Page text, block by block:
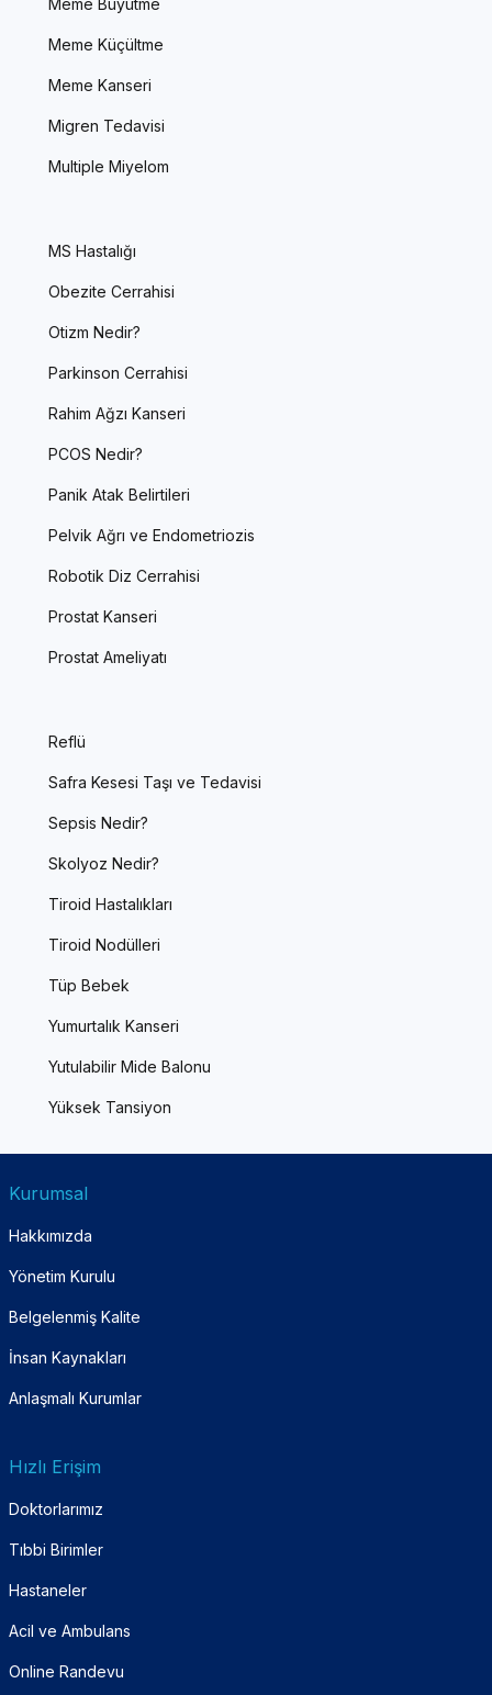
Meme Büyütme
Meme Küçültme
Meme Kanseri
Migren Tedavisi
Multiple Miyelom
MS Hastalığı
Obezite Cerrahisi
Otizm Nedir?
Parkinson Cerrahisi
Rahim Ağzı Kanseri
PCOS Nedir?
Panik Atak Belirtileri
Pelvik Ağrı ve Endometriozis
Robotik Diz Cerrahisi
Prostat Kanseri
Prostat Ameliyatı
Reflü
Safra Kesesi Taşı ve Tedavisi
Sepsis Nedir?
Skolyoz Nedir?
Tiroid Hastalıkları
Tiroid Nodülleri
Tüp Bebek
Yumurtalık Kanseri
Yutulabilir Mide Balonu
Yüksek Tansiyon
Kurumsal
Hakkımızda
Yönetim Kurulu
Belgelenmiş Kalite
İnsan Kaynakları
Anlaşmalı Kurumlar
Hızlı Erişim
Doktorlarımız
Tıbbi Birimler
Hastaneler
Acil ve Ambulans
Online Randevu